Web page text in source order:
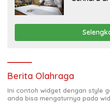
Berita Olahraga
Ini contoh widget dengan style
anda bisa mengaturnya pada